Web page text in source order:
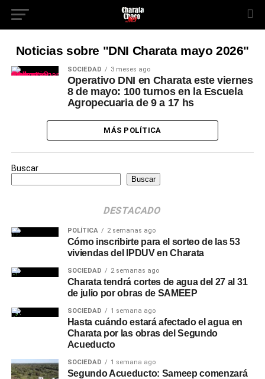
Noticias sobre "DNI Charata mayo 2026"
SOCIEDAD 3 meses ago
Operativo DNI en Charata este viernes
8 de mayo: 100 turnos en la Escuela
Agropecuaria de 9 a 17 hs
MÁS POLÍTICA
Buscar
Buscar
DESTACADO
POLÍTICA 2 semanas ago
Cómo inscribirte para el sorteo de las 53
viviendas del IPDUV en Charata
SOCIEDAD 2 semanas ago
Charata tendrá cortes de agua del 27 al 31
de julio por obras de SAMEEP
SOCIEDAD 1 semana ago
Hasta cuándo estará afectado el agua en
Charata por las obras del Segundo
Acueducto
SOCIEDAD 1 semana ago
Segundo Acueducto: Sameep comenzará